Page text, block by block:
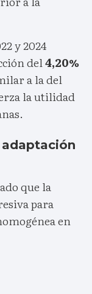
y 2024
del4,20%
a la del
la utilidad
que la
para
en